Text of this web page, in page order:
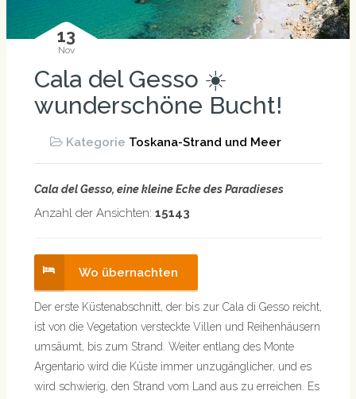
13
Nov
Cala del Gesso ☀️
wunderschöne Bucht!
Kategorie Toskana-Strand und Meer
Cala del Gesso, eine kleine Ecke des Paradieses
Anzahl der Ansichten: 15143
Wo übernachten
Der erste Küstenabschnitt, der bis zur Cala di Gesso reicht,
ist von die Vegetation versteckte Villen und Reihenhäusern
umsäumt, bis zum Strand. Weiter entlang des Monte
Argentario wird die Küste immer unzugänglicher, und es
wird schwierig, den Strand vom Land aus zu erreichen. Es